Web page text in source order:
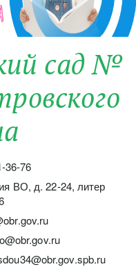
сад №
36-76
ВО, д. 22-24, литер